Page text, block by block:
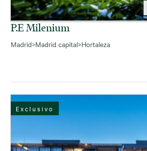
P.e Milenium
Madrid>Madrid capital>Hortaleza
Exclusivo